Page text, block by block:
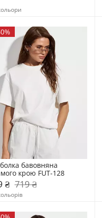
бавовняна
крою FUT-128
₴ 719 ₴